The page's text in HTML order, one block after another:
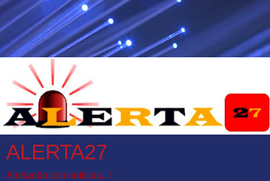
ALERTA27
Alertando con noticias...!